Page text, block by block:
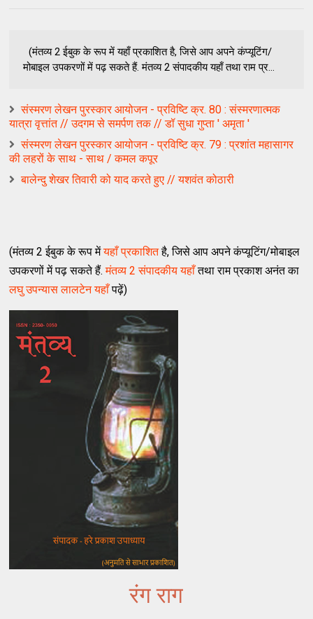
(मंतव्य 2 ईबुक के रूप में यहाँ प्रकाशित है, जिसे आप अपने कंप्यूटिंग/
मोबाइल उपकरणों में पढ़ सकते हैं. मंतव्य 2 संपादकीय यहाँ तथा राम प्र...
संस्मरण लेखन पुरस्कार आयोजन - प्रविष्टि क्र. 80 : संस्मरणात्मक
यात्रा वृत्तांत // उदगम से समर्पण तक // डॉ सुधा गुप्ता ' अमृता '
संस्मरण लेखन पुरस्कार आयोजन - प्रविष्टि क्र. 79 : प्रशांत महासागर
की लहरों के साथ - साथ / कमल कपूर
बालेन्दु शेखर तिवारी को याद करते हुए // यशवंत कोठारी
(मंतव्य 2 ईबुक के रूप मेंयहाँ प्रकाशितहै, जिसे आप अपने कंप्यूटिंग/मोबाइल
उपकरणों में पढ़ सकते हैं.मंतव्य 2 संपादकीय यहाँतथा राम प्रकाश अनंत का
लघु उपन्यास लालटेन यहाँपढ़ें)
रंग राग